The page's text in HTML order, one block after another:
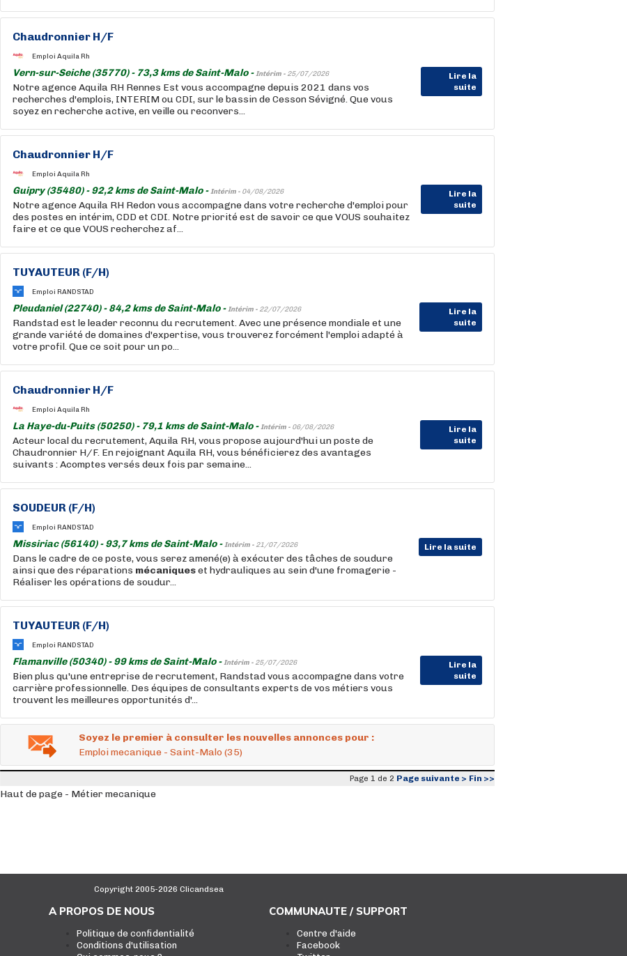
Chaudronnier H/F
Emploi Aquila Rh
Vern-sur-Seiche (35770) - 73,3 kms de Saint-Malo -Intérim - 25/07/2026
Lire la
suite
Notre agence Aquila RH Rennes Est vous accompagne depuis 2021 dans vos
recherches d'emplois, INTERIM ou CDI, sur le bassin de Cesson Sévigné. Que vous
soyez en recherche active, en veille ou reconvers...
Chaudronnier H/F
Emploi Aquila Rh
Guipry (35480) - 92,2 kms de Saint-Malo -Intérim - 04/08/2026
Lire la
suite
Notre agence Aquila RH Redon vous accompagne dans votre recherche d'emploi pour
des postes en intérim, CDD et CDI. Notre priorité est de savoir ce que VOUS souhaitez
faire et ce que VOUS recherchez af...
TUYAUTEUR (F/H)
Emploi RANDSTAD
Pleudaniel (22740) - 84,2 kms de Saint-Malo -Intérim - 22/07/2026
Lire la
suite
Randstad est le leader reconnu du recrutement. Avec une présence mondiale et une
grande variété de domaines d'expertise, vous trouverez forcément l'emploi adapté à
votre profil. Que ce soit pour un po...
Chaudronnier H/F
Emploi Aquila Rh
La Haye-du-Puits (50250) - 79,1 kms de Saint-Malo -Intérim - 06/08/2026
Lire la
suite
Acteur local du recrutement, Aquila RH, vous propose aujourd'hui un poste de
Chaudronnier H/F. En rejoignant Aquila RH, vous bénéficierez des avantages
suivants : Acomptes versés deux fois par semaine...
SOUDEUR (F/H)
Emploi RANDSTAD
Missiriac (56140) - 93,7 kms de Saint-Malo -Intérim - 21/07/2026 Lire la suite
Dans le cadre de ce poste, vous serez amené(e) à exécuter des tâches de soudure
ainsi que des réparations mécaniqueset hydrauliques au sein d'une fromagerie -
Réaliser les opérations de soudur...
TUYAUTEUR (F/H)
Emploi RANDSTAD
Flamanville (50340) - 99 kms de Saint-Malo -Intérim - 25/07/2026
Lire la
suite
Bien plus qu'une entreprise de recrutement, Randstad vous accompagne dans votre
carrière professionnelle. Des équipes de consultants experts de vos métiers vous
trouvent les meilleures opportunités d'...
Soyez le premier à consulter les nouvelles annonces pour :
Emploi mecanique - Saint-Malo (35)
Page 1 de 2 Page suivante > Fin >>
Haut de page - Métier mecanique
Copyright 2005-2026 Clicandsea
A PROPOS DE NOUS
Politique de confidentialité
Conditions d'utilisation
COMMUNAUTE / SUPPORT
Centre d'aide
Facebook